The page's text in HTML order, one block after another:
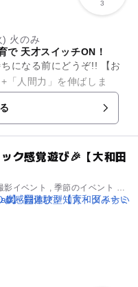
3
火のみ
で 天才スイッチON！
なる前にどうぞ!! 【お
「人間力」を伸ばしま
ク感覚遊び🎉【大和田
イベント , 季節のイベント ,
, ミニイベント